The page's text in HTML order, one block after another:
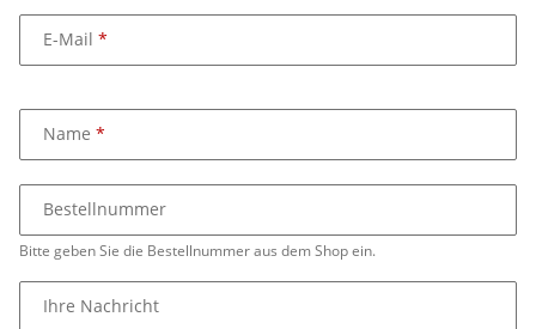
E-Mail
Name
Bitte geben Sie die Bestellnummer aus dem Shop ein.
Bestellnummer
Ihre Nachricht